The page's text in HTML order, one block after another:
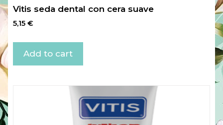
Vitis seda dental con cera suave
5,15 €
Add to cart